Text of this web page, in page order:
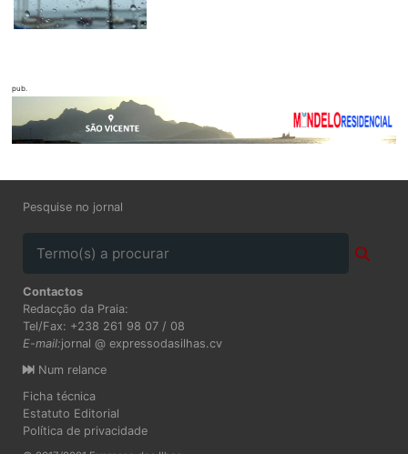
pub.
Pesquise no jornal
Contactos
Redacção da Praia:
Tel/Fax: +238 261 98 07 / 08
E-mail:jornal @ expressodasilhas.cv
Num relance
Ficha técnica
Estatuto Editorial
Política de privacidade